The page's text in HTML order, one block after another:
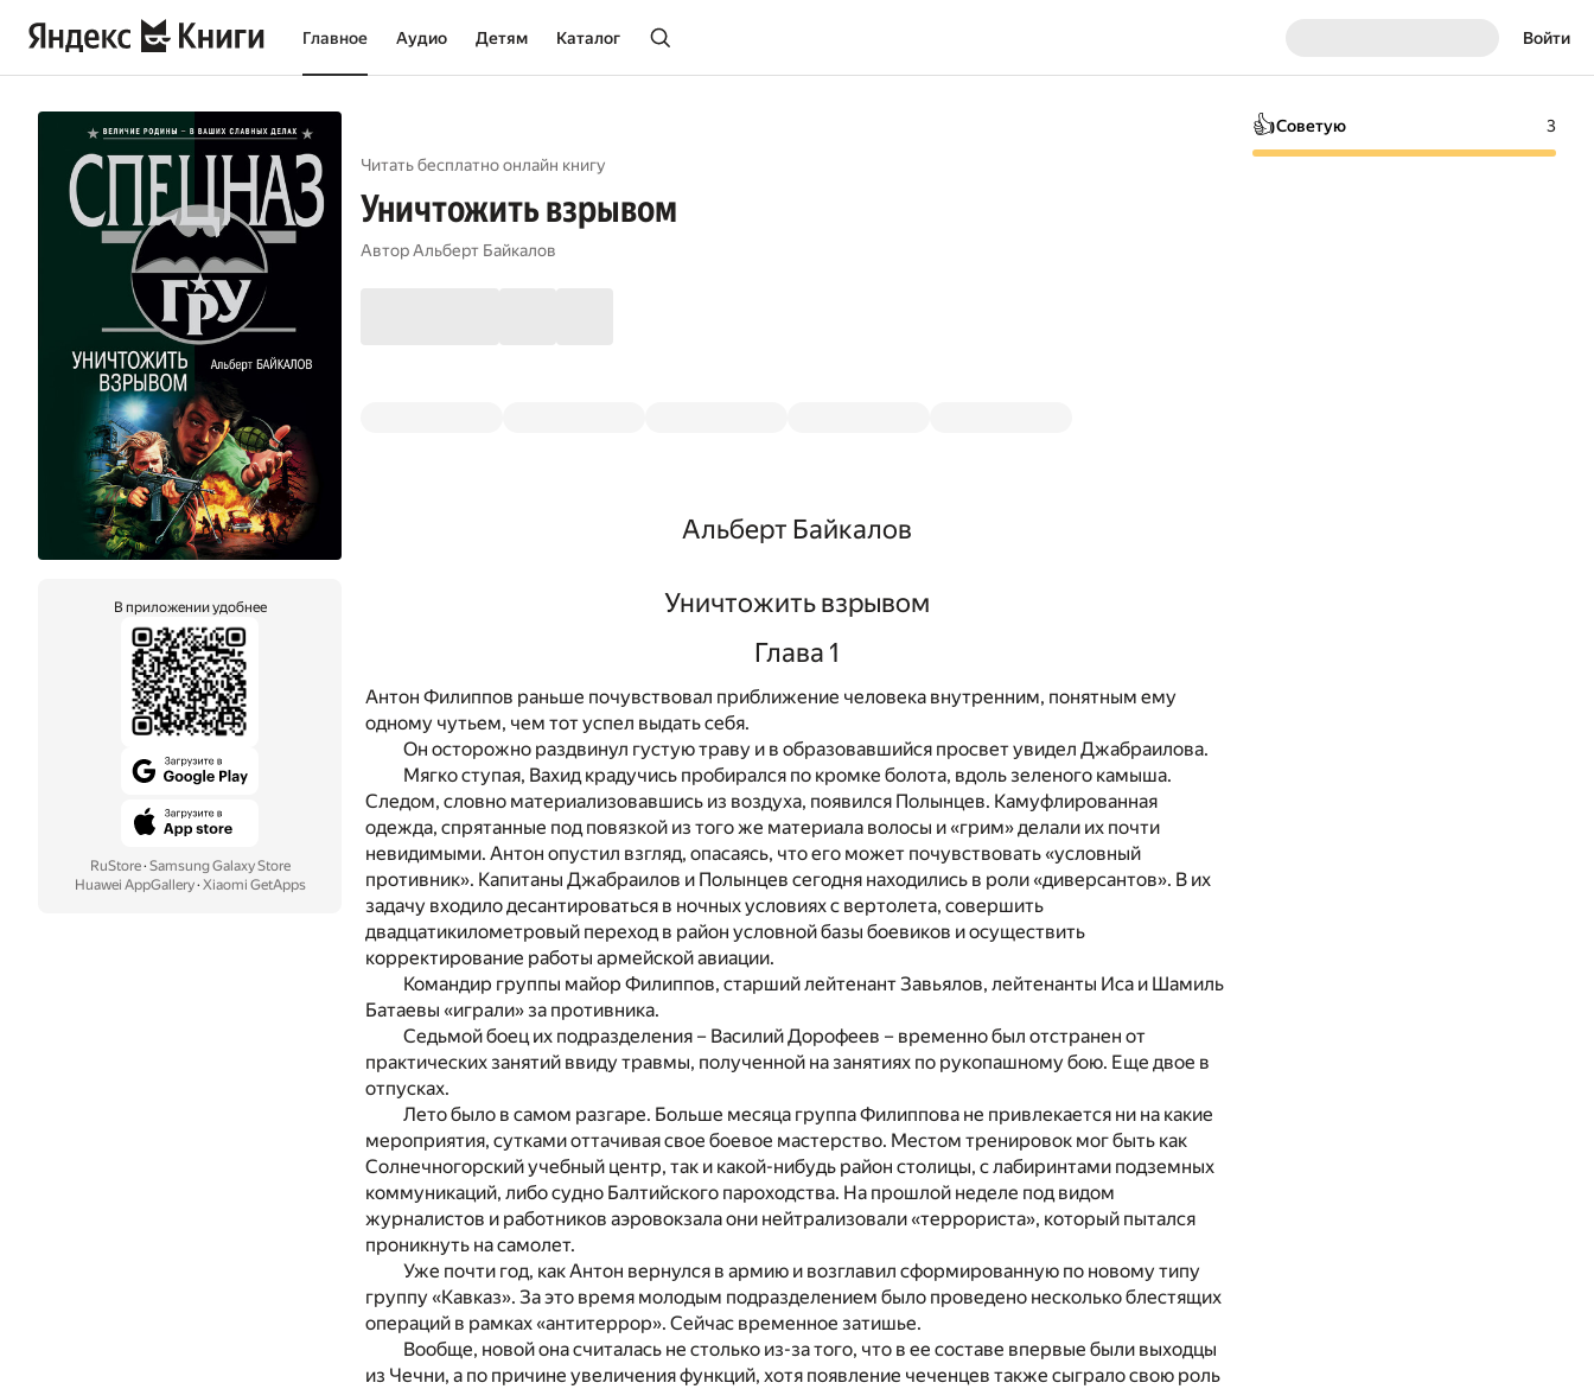
Главное Аудио Детям Каталог Войти
В приложении удобнее
RuStore· Samsung Galaxy Store
Huawei AppGallery· Xiaomi GetApps
Читать бесплатно онлайн книгу
Уничтожить взрывом
АвторАльберт Байкалов
Альберт Байкалов
Уничтожить взрывом
Глава 1
Антон Филиппов раньше почувствовал приближение человека внутренним, понятным ему
одному чутьем, чем тот успел выдать себя.
Он осторожно раздвинул густую траву и в образовавшийся просвет увидел Джабраилова.
Мягко ступая, Вахид крадучись пробирался по кромке болота, вдоль зеленого камыша.
Следом, словно материализовавшись из воздуха, появился Полынцев. Камуфлированная
одежда, спрятанные под повязкой из того же материала волосы и «грим» делали их почти
невидимыми. Антон опустил взгляд, опасаясь, что его может почувствовать «условный
противник». Капитаны Джабраилов и Полынцев сегодня находились в роли «диверсантов». В их
задачу входило десантироваться в ночных условиях с вертолета, совершить
двадцатикилометровый переход в район условной базы боевиков и осуществить
корректирование работы армейской авиации.
Командир группы майор Филиппов, старший лейтенант Завьялов, лейтенанты Иса и Шамиль
Батаевы «играли» за противника.
Седьмой боец их подразделения – Василий Дорофеев – временно был отстранен от
практических занятий ввиду травмы, полученной на занятиях по рукопашному бою. Еще двое в
отпусках.
Лето было в самом разгаре. Больше месяца группа Филиппова не привлекается ни на какие
мероприятия, сутками оттачивая свое боевое мастерство. Местом тренировок мог быть как
Солнечногорский учебный центр, так и какой-нибудь район столицы, с лабиринтами подземных
коммуникаций, либо судно Балтийского пароходства. На прошлой неделе под видом
журналистов и работников аэровокзала они нейтрализовали «террориста», который пытался
проникнуть на самолет.
Уже почти год, как Антон вернулся в армию и возглавил сформированную по новому типу
группу «Кавказ». За это время молодым подразделением было проведено несколько блестящих
операций в рамках «антитеррор». Сейчас временное затишье.
Вообще, новой она считалась не столько из-за того, что в ее составе впервые были выходцы
из Чечни, а по причине увеличения функций, хотя появление чеченцев также сыграло свою роль
👍Советую 3